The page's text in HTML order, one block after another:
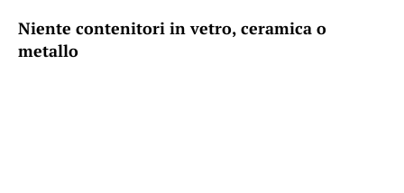
Niente contenitori in vetro, ceramica o
metallo